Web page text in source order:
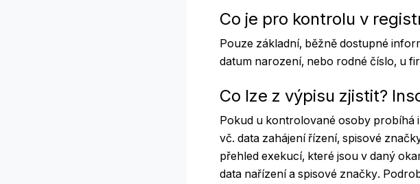
Co je pro kontrolu v
Pouze základní, běžně dostupné
datum narození, nebo rodné číslo, u
Co lze z výpisu zjistit?
Pokud u kontrolované osoby probíhá
vč. data zahájení řízení, spisové
přehled exekucí, které jsou v daný
data nařízení a spisové značky.